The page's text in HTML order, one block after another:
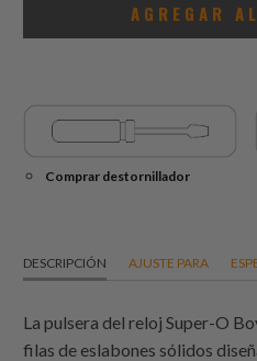
AGREGAR
Comprar destornillador
DESCRIPCIÓN AJUSTE PARA
La pulsera del reloj Super-O
filas de eslabones sólidos